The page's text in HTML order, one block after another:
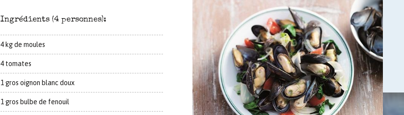
Ingrédients (4 personnes):
4 kg de moules
4 tomates
1 gros oignon blanc doux
1 gros bulbe de fenouil